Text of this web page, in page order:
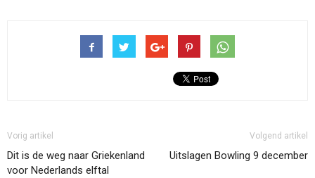
Vorig artikel
Dit is de weg naar Griekenland
voor Nederlands elftal
Volgend artikel
Uitslagen Bowling 9 december